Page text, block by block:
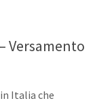
Versamento
Italia che